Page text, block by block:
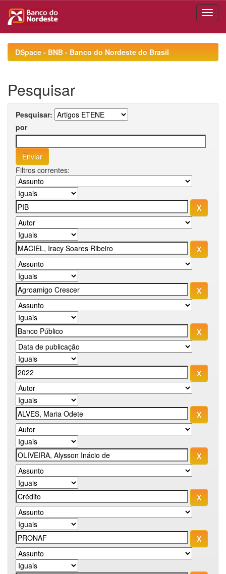
navigationDSpace - BNB - Banco do Nordeste do Brasil
Pesquisar
Pesquisar:
por
Filtros correntes: